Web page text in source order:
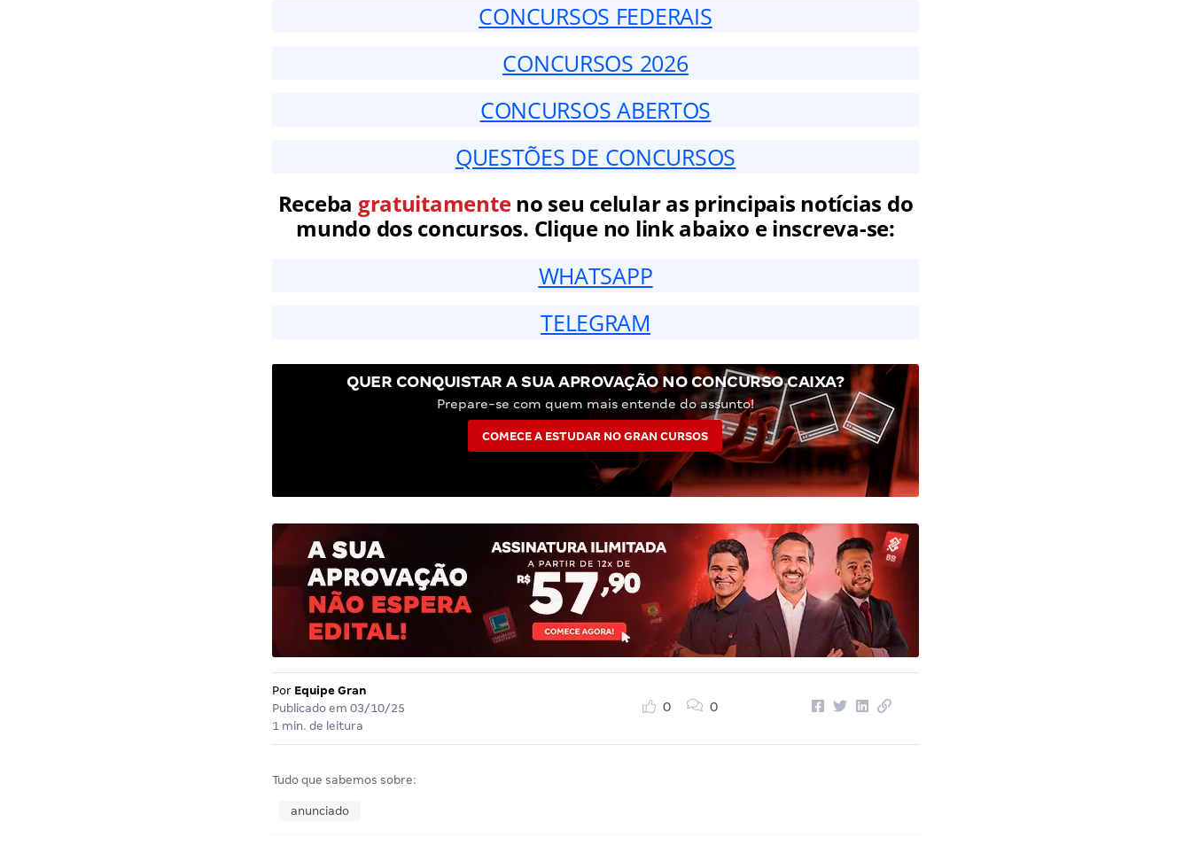
CONCURSOS FEDERAIS
CONCURSOS 2026
CONCURSOS ABERTOS
QUESTÕES DE CONCURSOS
Receba gratuitamenteno seu celular as principais notícias do
mundo dos concursos. Clique no link abaixo e inscreva-se:
WHATSAPP
TELEGRAM
QUER CONQUISTAR A SUA APROVAÇÃO NO CONCURSO CAIXA?
Prepare-se com quem mais entende do assunto!
COMECE A ESTUDAR NO GRAN CURSOS
Por Equipe Gran
Publicado em 03/10/25
1 min. de leitura
0 0
Tudo que sabemos sobre:
anunciado